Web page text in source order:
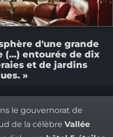
d'une grande
(...) entourée de dix
et de jardins
»
le gouvernorat de
de la célèbre Vallée